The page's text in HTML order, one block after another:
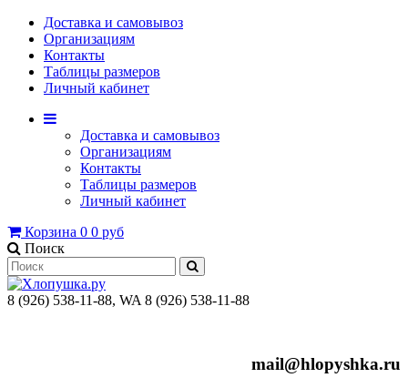
Доставка и самовывоз
Организациям
Контакты
Таблицы размеров
Личный кабинет
Доставка и самовывоз
Организациям
Контакты
Таблицы размеров
Личный кабинет
Корзина 0 0 руб
Поиск
8 (926) 538-11-88, WA 8 (926) 538-11-88
mail@hlopyshka.ru